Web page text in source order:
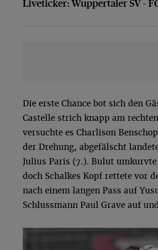
Liveticker: Wuppertaler SV –
Die erste Chance bot sich den
Castelle strich knapp am
versuchte es Charlison
der Drehung, abgefälscht
Julius Paris (7.). Bulut
doch Schalkes Kopf rettete vor
nach einem langen Pass auf
Schlussmann Paul Grave auf